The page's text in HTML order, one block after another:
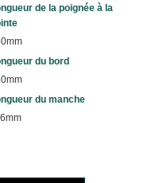
de la poignée à la
du bord
du manche